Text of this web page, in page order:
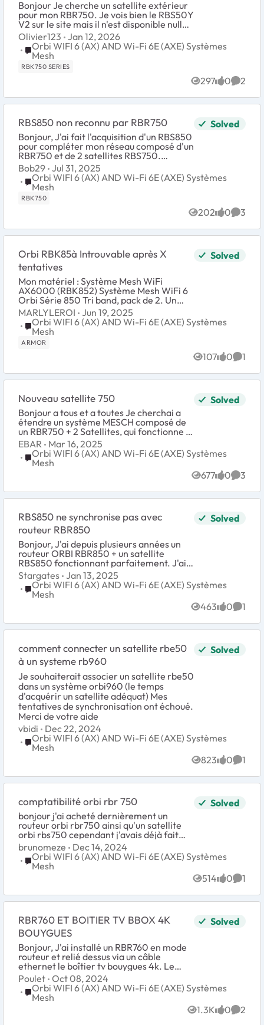
Bonjour Je cherche un satellite extérieur
pour mon RBR750. Je vois bien le RBS50Y
V2 sur le site mais il n'est disponible nulle
part à la vente meme sur le site vente
netgear Auriez vous une...
Olivier123 Jan 12, 2026
Place Orbi WIFI 6 (AX) AND Wi-Fi 6E (AXE) Systèmes Mesh
Orbi WIFI 6 (AX) AND Wi-Fi 6E (AXE) Systèmes
Mesh
RBK750 SERIES
297
Views 0
likes 2
RBS850 non reconnu par RBR750
Bonjour, J'ai fait l'acquisition d'un RBS850
pour compléter mon réseau composé d'un
RBR750 et de 2 satellites RBS750.
Malheureusement, malgré tous les resets
possibles, les recherches sur intern...
Solved
Bob29 Jul 31, 2025
Place Orbi WIFI 6 (AX) AND Wi-Fi 6E (AXE) Systèmes Mesh
Orbi WIFI 6 (AX) AND Wi-Fi 6E (AXE) Systèmes
Mesh
RBK750
202
Views 0
likes 3
Orbi RBK85à Introuvable après X
tentatives
Mon matériel : Système Mesh WiFi
AX6000 (RBK852) Système Mesh WiFi 6
Orbi Série 850 Tri band, pack de 2. Un
Mac et un iphone. Bonjour j'ai fait les
tentatives suivantes mais rien n'y fait. Si
vo...
Solved
MARLYLEROI Jun 19, 2025
Place Orbi WIFI 6 (AX) AND Wi-Fi 6E (AXE) Systèmes Mesh
Orbi WIFI 6 (AX) AND Wi-Fi 6E (AXE) Systèmes
Mesh
ARMOR
107
Views 0
likes 1
Nouveau satellite 750
Bonjour a tous et a toutes Je cherchai a
étendre un système MESCH composé de
un RBR750 + 2 Satellites, qui fonctionne a
merveille depuis 4 ans. J'ai trouvé un
produit d'occasion (RBS750) J'ai f...
Solved
EBAR
Mar 16, 2025
Place Orbi WIFI 6 (AX) AND Wi-Fi 6E (AXE) Systèmes Mesh
Orbi WIFI 6 (AX) AND Wi-Fi 6E (AXE) Systèmes
Mesh
677
Views 0
likes 3
RBS850 ne synchronise pas avec
routeur RBR850
Bonjour, J'ai depuis plusieurs années un
routeur ORBI RBR850 + un satellite
RBS850 fonctionnant parfaitement. J'ai
voulu récemment m'équiper de deux
satellites supplémentaires RBS850 que
j'ai acheté...
Solved
Stargates Jan 13, 2025
Place Orbi WIFI 6 (AX) AND Wi-Fi 6E (AXE) Systèmes Mesh
Orbi WIFI 6 (AX) AND Wi-Fi 6E (AXE) Systèmes
Mesh
463
Views 0
likes 1
comment connecter un satellite rbe50
à un systeme rb960
Je souhaiterait associer un satellite rbe50
dans un système orbi960 (le temps
d'acquérir un satellite adéquat) Mes
tentatives de synchronisation ont échoué.
Merci de votre aide
Solved
vbidi
Dec 22, 2024
Place Orbi WIFI 6 (AX) AND Wi-Fi 6E (AXE) Systèmes Mesh
Orbi WIFI 6 (AX) AND Wi-Fi 6E (AXE) Systèmes
Mesh
823
Views 0
likes 1
comptatibilité orbi rbr 750
bonjour j'ai acheté dernièrement un
routeur orbi rbr750 ainsi qu'un satellite
orbi rbs750 cependant j'avais déjà fait
l'acquisition d'un router orbi rbr750 ma
question est la suivante puis je me se...
Solved
brunomeze
Dec 14, 2024
Place Orbi WIFI 6 (AX) AND Wi-Fi 6E (AXE) Systèmes Mesh
Orbi WIFI 6 (AX) AND Wi-Fi 6E (AXE) Systèmes
Mesh
514
Views 0
likes 1
RBR760 ET BOITIER TV BBOX 4K
BOUYGUES
Bonjour, J'ai installé un RBR760 en mode
routeur et relié dessus via un câble
ethernet le boîtier tv bouygues 4k. Le
boîtier tv est bien connecté ethernet, les
diverses applis fonctionnent, mais impo...
Solved
Poulet Oct 08, 2024
Place Orbi WIFI 6 (AX) AND Wi-Fi 6E (AXE) Systèmes Mesh
Orbi WIFI 6 (AX) AND Wi-Fi 6E (AXE) Systèmes
Mesh
1.3K
Views 0
likes 2